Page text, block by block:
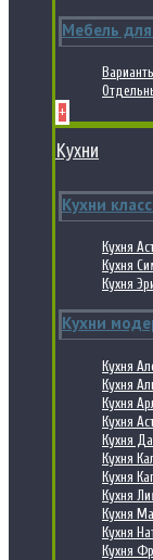
Мебель
+
Кухни
Кухни
Кухня
Кухня
Кухня
Кухни
Кухня
Кухня
Кухня
Кухня
Кухня
Кухня
Кухня
Кухня
Кухня
Кухня
Кухня